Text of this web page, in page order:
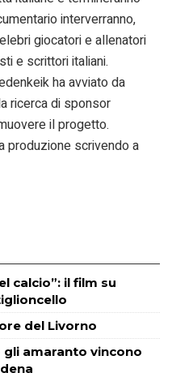
interverranno,
giocatori e allenatori
e scrittori italiani.
ha avviato da
ricerca di sponsor
il progetto.
produzione scrivendo a
calcio”: il film su
del Livorno
gli amaranto vincono